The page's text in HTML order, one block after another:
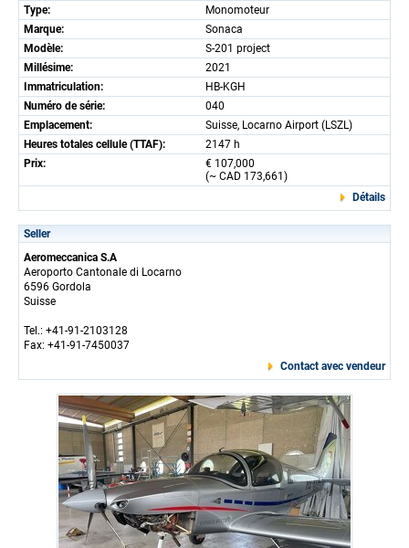
Type:
Monomoteur
Marque:
Sonaca
Modèle:
S-201 project
Millésime:
2021
Immatriculation:
HB-KGH
Numéro de série:
040
Emplacement:
Suisse, Locarno Airport (LSZL)
Heures totales cellule (TTAF):
2147 h
Prix:
€ 107,000
(~ CAD 173,661)
Détails
Seller
Aeromeccanica S.A
Aeroporto Cantonale di Locarno
6596 Gordola
Suisse
Tel.: +41-91-2103128
Fax: +41-91-7450037
Contact avec vendeur